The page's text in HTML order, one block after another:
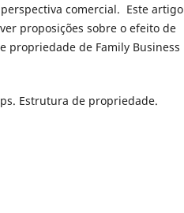
comercial. Este artigo
proposições sobre o efeito de
propriedade de Family Business
Estrutura de propriedade.